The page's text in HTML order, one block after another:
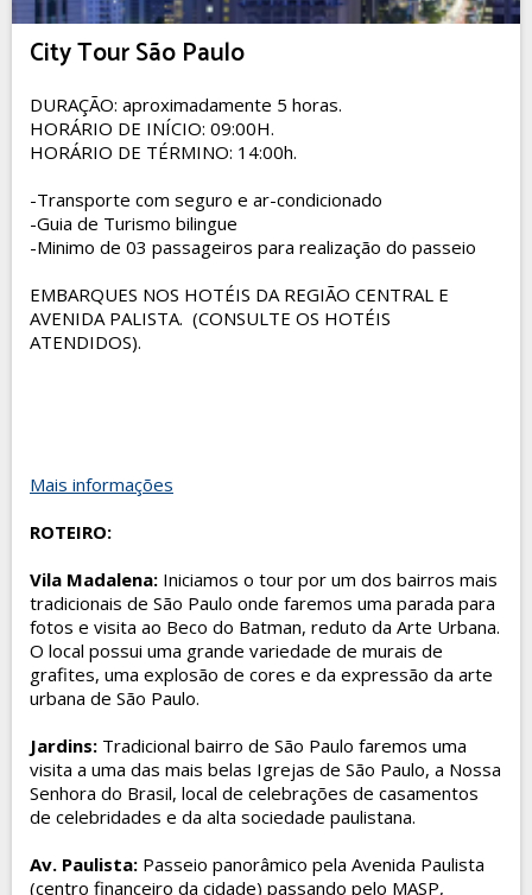
City Tour São Paulo
DURAÇÃO: aproximadamente 5 horas.
HORÁRIO DE INÍCIO: 09:00H.
HORÁRIO DE TÉRMINO: 14:00h.
-Transporte com seguro e ar-condicionado
-Guia de Turismo bilingue
-Minimo de 03 passageiros para realização do passeio
EMBARQUES NOS HOTÉIS DA REGIÃO CENTRAL E
AVENIDA PALISTA. (CONSULTE OS HOTÉIS
ATENDIDOS).
Mais informações
ROTEIRO:
Vila Madalena: Iniciamos o tour por um dos bairros mais
tradicionais de São Paulo onde faremos uma parada para
fotos e visita ao Beco do Batman, reduto da Arte Urbana.
O local possui uma grande variedade de murais de
grafites, uma explosão de cores e da expressão da arte
urbana de São Paulo.
Jardins: Tradicional bairro de São Paulo faremos uma
visita a uma das mais belas Igrejas de São Paulo, a Nossa
Senhora do Brasil, local de celebrações de casamentos
de celebridades e da alta sociedade paulistana.
Av. Paulista: Passeio panorâmico pela Avenida Paulista
(centro financeiro da cidade) passando pelo MASP,